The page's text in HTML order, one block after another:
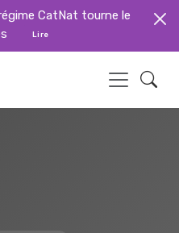
CatNat tourne le
Lire